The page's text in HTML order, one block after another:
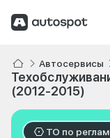
Автосервисы
(2012-2015)
ТО по